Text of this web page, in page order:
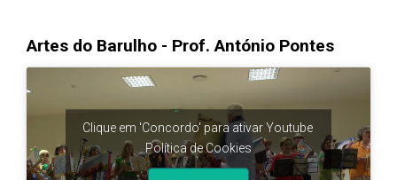
Artes do Barulho - Prof. António Pontes
Clique em 'Concordo' para ativar Youtube
Política de Cookies